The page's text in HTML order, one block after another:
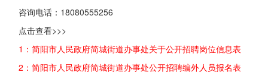
咨询电话：18080555256
点击查看>>>
1：简阳市人民政府简城街道办事处关于公开招聘岗位信息表
2：简阳市人民政府简城街道办事处公开招聘编外人员报名表